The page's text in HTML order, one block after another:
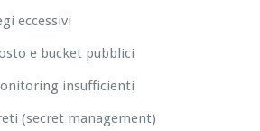
eccessivi
e bucket pubblici
insufficienti
(secret management)